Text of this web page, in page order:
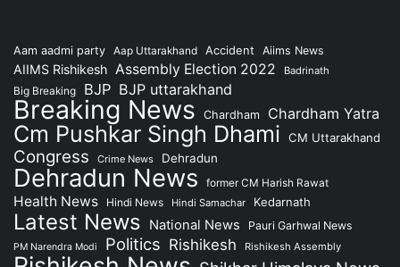
Aam aadmi party Aap Uttarakhand Accident Aiims News
AIIMS Rishikesh Assembly Election 2022 Badrinath
Big Breaking BJP BJP uttarakhand
Breaking News Chardham Chardham Yatra
Cm Pushkar Singh Dhami CM Uttarakhand
Congress Crime News Dehradun
Dehradun News former CM Harish Rawat
Health News Hindi News Hindi Samachar Kedarnath
Latest News National News Pauri Garhwal News
PM Narendra Modi Politics Rishikesh Rishikesh Assembly